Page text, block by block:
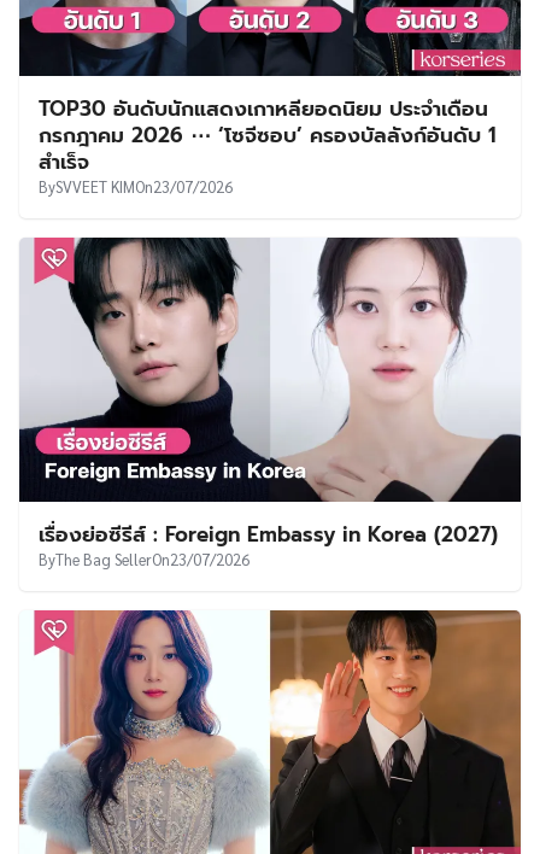
TOP30 อันดับนักแสดงเกาหลียอดนิยม ประจำเดือน
กรกฎาคม 2026 ⋯ ‘โซจีซอบ’ ครองบัลลังก์อันดับ 1
สำเร็จ
BySVVEET KIMOn23/07/2026
เรื่องย่อซีรีส์ : Foreign Embassy in Korea (2027)
ByThe Bag SellerOn23/07/2026